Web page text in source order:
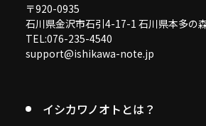
〒920-0935
石川県金沢市石引4-17-1 石川県本多の
TEL:076-235-4540
support@ishikawa-note.jp
イシカワノオトとは？